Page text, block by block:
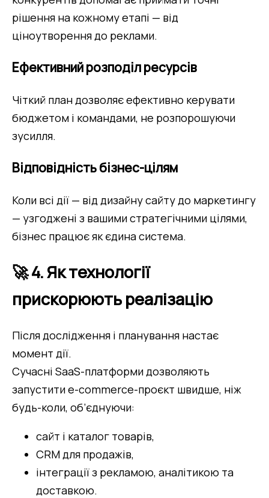
рішення на кожному етапі — від
ціноутворення до реклами.
Ефективний розподіл ресурсів
Чіткий план дозволяє ефективно керувати
бюджетом і командами, не розпорошуючи
зусилля.
Відповідність бізнес-цілям
Коли всі дії — від дизайну сайту до маркетингу
— узгоджені з вашими стратегічними цілями,
бізнес працює як єдина система.
🚀 4. Як технології
прискорюють реалізацію
Після дослідження і планування настає
момент дії.
Сучасні SaaS-платформи дозволяють
запустити e-commerce-проєкт швидше, ніж
будь-коли, об’єднуючи:
сайт і каталог товарів,
CRM для продажів,
інтеграції з рекламою, аналітикою та
доставкою.